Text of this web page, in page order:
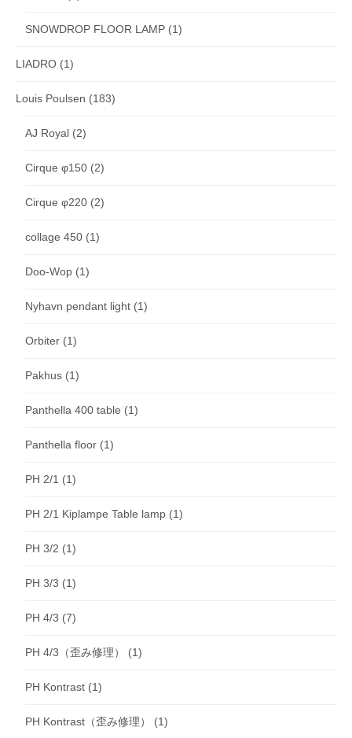
SNOWDROP FLOOR LAMP (1)
LIADRO (1)
Louis Poulsen (183)
AJ Royal (2)
Cirque φ150 (2)
Cirque φ220 (2)
collage 450 (1)
Doo-Wop (1)
Nyhavn pendant light (1)
Orbiter (1)
Pakhus (1)
Panthella 400 table (1)
Panthella floor (1)
PH 2/1 (1)
PH 2/1 Kiplampe Table lamp (1)
PH 3/2 (1)
PH 3/3 (1)
PH 4/3 (7)
PH 4/3（歪み修理） (1)
PH Kontrast (1)
PH Kontrast（歪み修理） (1)